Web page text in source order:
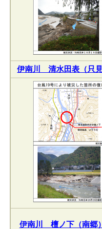
伊南川 清水田表（只
伊南川 檀ノ下（南郷